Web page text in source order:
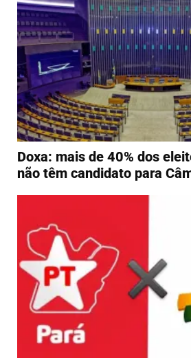
Doxa: mais de 40% dos
não têm candidato para